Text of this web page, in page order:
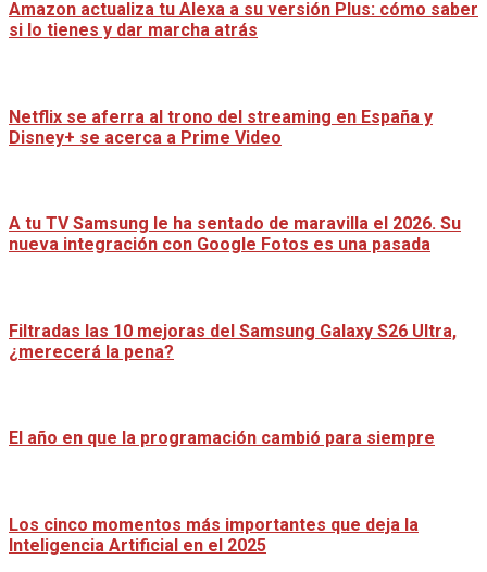
Amazon actualiza tu Alexa a su versión Plus: cómo saber
si lo tienes y dar marcha atrás
Netflix se aferra al trono del streaming en España y
Disney+ se acerca a Prime Video
A tu TV Samsung le ha sentado de maravilla el 2026. Su
nueva integración con Google Fotos es una pasada
Filtradas las 10 mejoras del Samsung Galaxy S26 Ultra,
¿merecerá la pena?
El año en que la programación cambió para siempre
Los cinco momentos más importantes que deja la
Inteligencia Artificial en el 2025